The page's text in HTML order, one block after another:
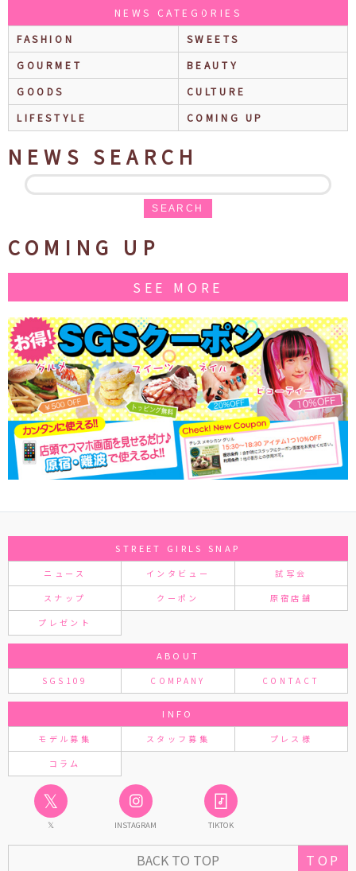
NEWS CATEGORIES
FASHION
SWEETS
GOURMET
BEAUTY
GOODS
CULTURE
LIFESTYLE
COMING UP
NEWS SEARCH
SEARCH
COMING UP
SEE MORE
STREET GIRLS SNAP
ニュース インタビュー 試写会
スナップ クーポン 原宿店舗
プレゼント
ABOUT
SGS109 COMPANY CONTACT
INFO
モデル募集 スタッフ募集 プレス様
コラム
𝕏
𝕏 INSTAGRAM TIKTOK
BACK TO TOP TOP